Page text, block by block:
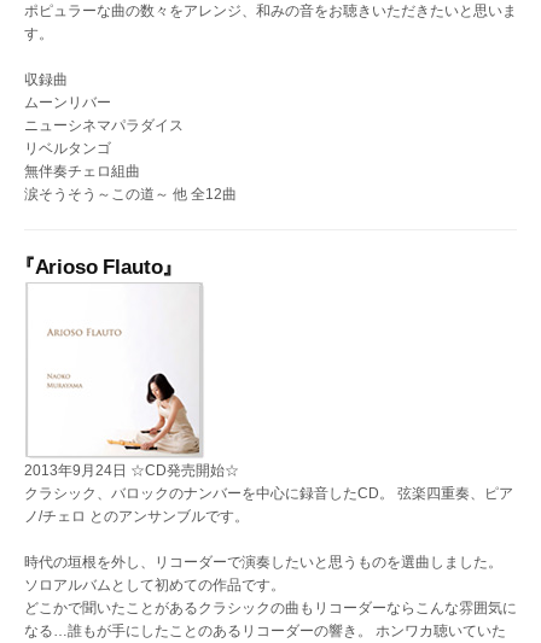
ポピュラーな曲の数々をアレンジ、和みの音をお聴きいただきたいと思いま
す。
収録曲
ムーンリバー
ニューシネマパラダイス
リベルタンゴ
無伴奏チェロ組曲
涙そうそう～この道～ 他 全12曲
Arioso Flauto』
2013年9月24日 ☆CD発売開始☆
クラシック、バロックのナンバーを中心に録音したCD。 弦楽四重奏、ピア
ノ/チェロ とのアンサンブルです。
時代の垣根を外し、リコーダーで演奏したいと思うものを選曲しました。
ソロアルバムとして初めての作品です。
どこかで聞いたことがあるクラシックの曲もリコーダーならこんな雰囲気に
なる…誰もが手にしたことのあるリコーダーの響き。 ホンワカ聴いていた